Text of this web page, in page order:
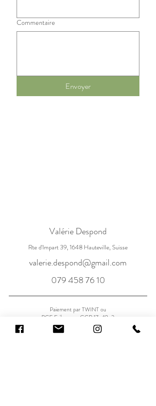
Commentaire
Envoyer
Valérie Despond
Rte d'Impart 39, 1648 Hauteville, Suisse
valerie.despond@gmail.com
079 458 76 10
Paiement par TWINT ou
BCF Fribourg - CCP 17-49-3
Clearing 768
IBAN CH900076 8015 5665 7640 3